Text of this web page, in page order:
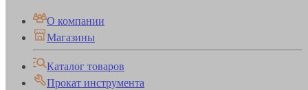
О компании
Магазины
Каталог товаров
Прокат инструмента